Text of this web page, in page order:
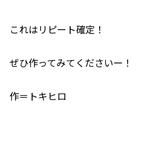
これはリピート確定！
ぜひ作ってみてくださいー！
作＝トキヒロ